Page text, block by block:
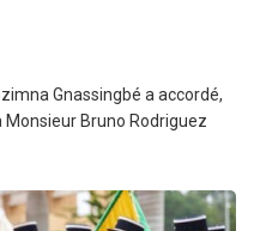
Gnassingbé a accordé,
Bruno Rodriguez